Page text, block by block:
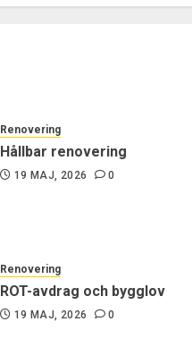
Renovering
Hållbar renovering
19 MAJ, 2026 0
Renovering
ROT-avdrag och bygglov
19 MAJ, 2026 0